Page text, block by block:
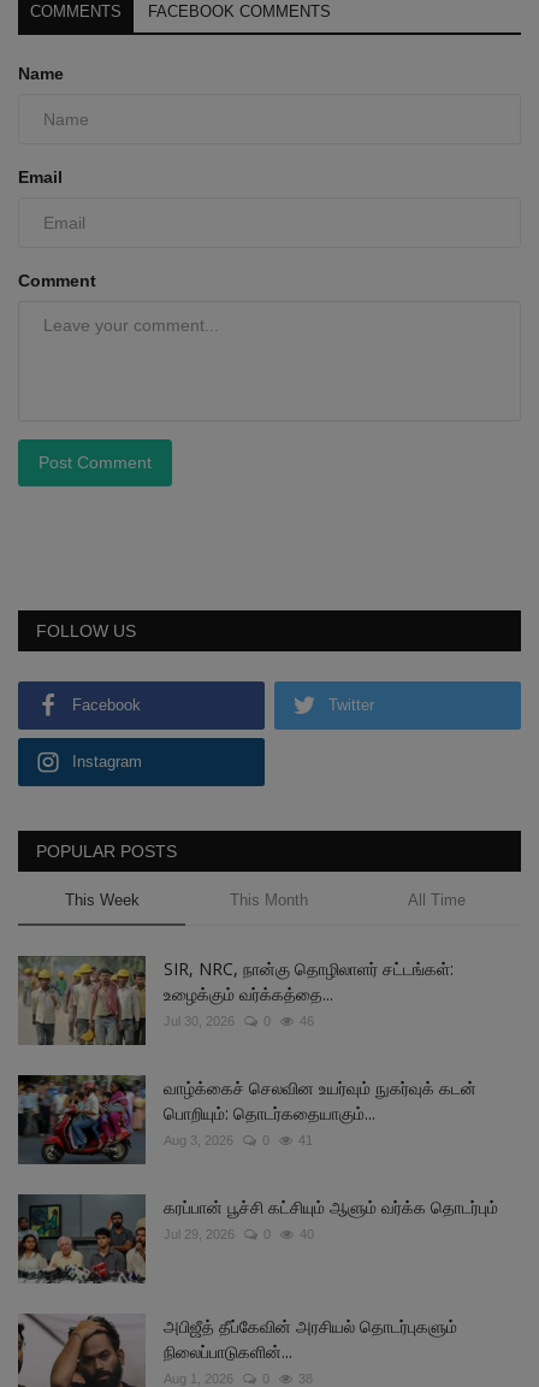
COMMENTS FACEBOOK COMMENTS
Name
Email
Comment
Post Comment
FOLLOW US
Facebook Twitter
Instagram
POPULAR POSTS
This Week This Month All Time
SIR, NRC, நான்கு தொழிலாளர் சட்டங்கள்:
உழைக்கும் வர்க்கத்தை...
Jul 30, 2026 0 46
வாழ்க்கைச் செலவின உயர்வும் நுகர்வுக் கடன்
பொறியும்: தொடர்கதையாகும்...
Aug 3, 2026 0 41
கரப்பான் பூச்சி கட்சியும் ஆளும் வர்க்க தொடர்பும்
Jul 29, 2026 0 40
அபிஜீத் தீப்கேவின் அரசியல் தொடர்புகளும்
நிலைப்பாடுகளின்...
Aug 1, 2026 0 38